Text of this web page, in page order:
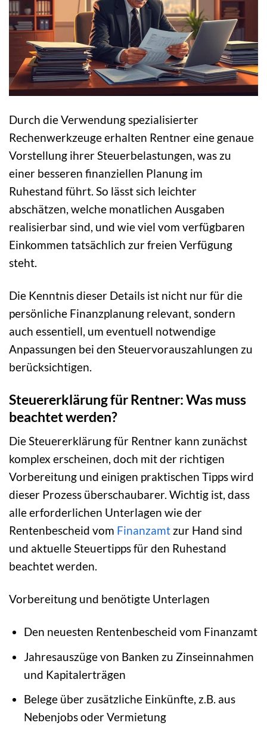
Durch die Verwendung spezialisierter
Rechenwerkzeuge erhalten Rentner eine genaue
Vorstellung ihrer Steuerbelastungen, was zu
einer besseren finanziellen Planung im
Ruhestand führt. So lässt sich leichter
abschätzen, welche monatlichen Ausgaben
realisierbar sind, und wie viel vom verfügbaren
Einkommen tatsächlich zur freien Verfügung
steht.
Die Kenntnis dieser Details ist nicht nur für die
persönliche Finanzplanung relevant, sondern
auch essentiell, um eventuell notwendige
Anpassungen bei den Steuervorauszahlungen zu
berücksichtigen.
Steuererklärung für Rentner: Was muss
beachtet werden?
Die Steuererklärung für Rentner kann zunächst
komplex erscheinen, doch mit der richtigen
Vorbereitung und einigen praktischen Tipps wird
dieser Prozess überschaubarer. Wichtig ist, dass
alle erforderlichen Unterlagen wie der
Rentenbescheid vom Finanzamt zur Hand sind
und aktuelle Steuertipps für den Ruhestand
beachtet werden.
Vorbereitung und benötigte Unterlagen
Den neuesten Rentenbescheid vom Finanzamt
Jahresauszüge von Banken zu Zinseinnahmen
und Kapitalerträgen
Belege über zusätzliche Einkünfte, z.B. aus
Nebenjobs oder Vermietung